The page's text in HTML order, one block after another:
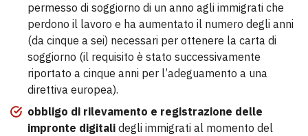
permesso di soggiorno di un anno agli immigrati che
perdono il lavoro e ha aumentato il numero degli anni
(da cinque a sei) necessari per ottenere la carta di
soggiorno (il requisito è stato successivamente
riportato a cinque anni per l’adeguamento a una
direttiva europea).
obbligo di rilevamento e registrazione delle
impronte digitali degli immigrati al momento del